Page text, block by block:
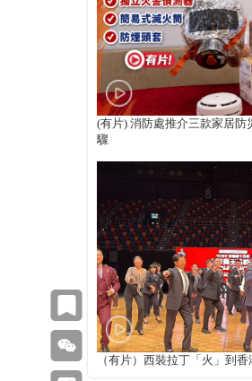
(有片) 消防處推介三款家居
驟
（有片）西裝拉丁「火」到